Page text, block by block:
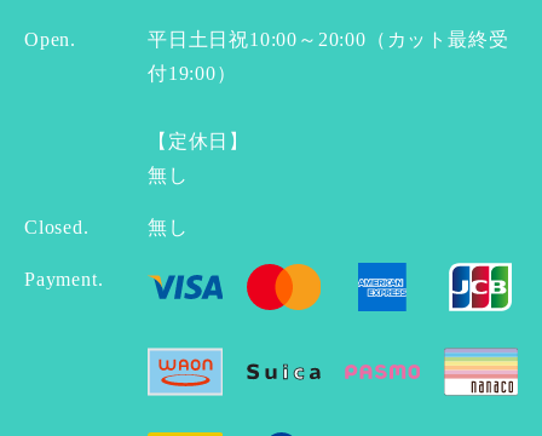
Open.
平日土日祝10:00～20:00（カット最終受
付19:00）
【定休日】
無し
Closed. 無し
Payment.